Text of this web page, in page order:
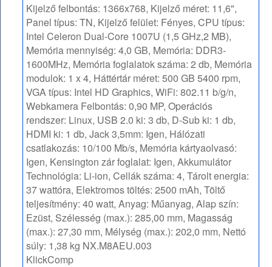
Kijelző felbontás: 1366x768, Kijelző méret: 11,6",
Panel típus: TN, Kijelző felület: Fényes, CPU típus:
Intel Celeron Dual-Core 1007U (1,5 GHz,2 MB),
Memória mennyiség: 4,0 GB, Memória: DDR3-
1600MHz, Memória foglalatok száma: 2 db, Memória
modulok: 1 x 4, Háttértár méret: 500 GB 5400 rpm,
VGA típus: Intel HD Graphics, WiFi: 802.11 b/g/n,
Webkamera Felbontás: 0,90 MP, Operációs
rendszer: Linux, USB 2.0 ki: 3 db, D-Sub ki: 1 db,
HDMI ki: 1 db, Jack 3,5mm: Igen, Hálózati
csatlakozás: 10/100 Mb/s, Memória kártyaolvasó:
Igen, Kensington zár foglalat: Igen, Akkumulátor
Technológia: Li-ion, Cellák száma: 4, Tárolt energia:
37 wattóra, Elektromos töltés: 2500 mAh, Töltő
teljesítmény: 40 watt, Anyag: Műanyag, Alap szín:
Ezüst, Szélesség (max.): 285,00 mm, Magasság
(max.): 27,30 mm, Mélység (max.): 202,0 mm, Nettó
súly: 1,38 kg NX.M8AEU.003
KlickComp